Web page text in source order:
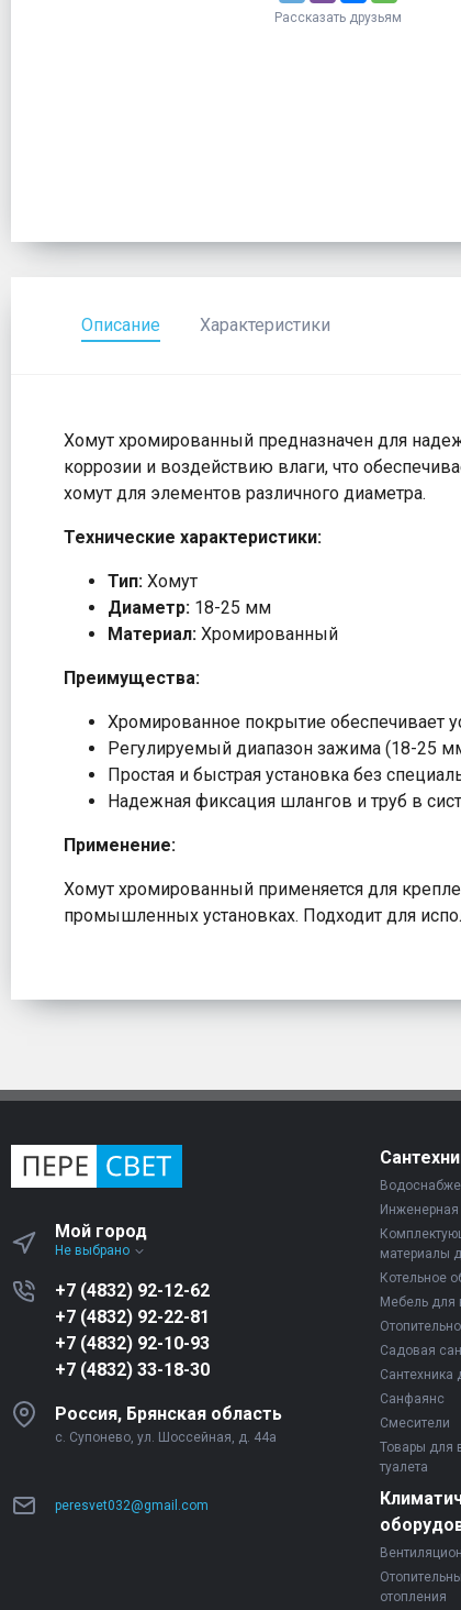
Рассказать друзьям
Описание Характеристики
Хомут хромированный предназначен для
коррозии и воздействию влаги, что
хомут для элементов различного диаметра.
Технические характеристики:
Тип: Хомут
Диаметр: 18-25 мм
Материал: Хромированный
Преимущества:
Хромированное покрытие обеспечивает
Регулируемый диапазон зажима (18-25
Простая и быстрая установка без
Надежная фиксация шлангов и труб в
Применение:
Хомут хромированный применяется для
промышленных установках. Подходит для
Мой город
Не выбрано
+7 (4832) 92-12-62
+7 (4832) 92-22-81
+7 (4832) 92-10-93
+7 (4832) 33-18-30
Россия, Брянская область
с. Супонево, ул. Шоссейная, д. 44а
peresvet032@gmail.com
Инженерная
материалы
Котельное
Мебель для
Садовая
Сантехника
Санфаянс
Смесители
Товары для
туалета
отопления